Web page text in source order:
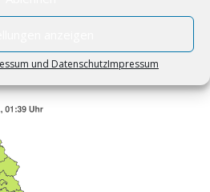
und DatenschutzImpressum
Traunstein